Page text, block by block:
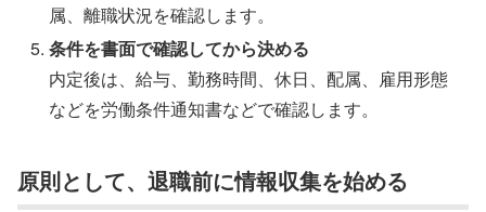
属、離職状況を確認します。
条件を書面で確認してから決める
内定後は、給与、勤務時間、休日、配属、雇用形態
などを労働条件通知書などで確認します。
原則として、退職前に情報収集を始める